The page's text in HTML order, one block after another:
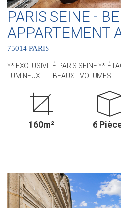
PARIS SEINE -
APPARTEMENT
75014 PARIS
** EXCLUSIVITÉ PARIS SEINE **
LUMINEUX - BEAUX VOLUMES
et du jardin du Luxembourg,
proposer, ce bel appartement
l'ANCIEN avec ses moulures, son
ses cheminées et ses
équipée, trois chambres
deux salles de douches, une
water-closet indépendant. Une cave en sous-sol complète ce bien.
.............................................. Le Groupe PARIS SEINE, c'est 5 Agences au
160m² 6